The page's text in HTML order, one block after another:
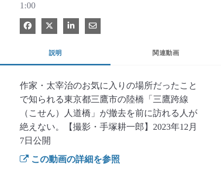
1:00
Facebook で共有
Xで共有する
LinkedIn で共有
電子メールで共有
説明 関連動画
作家・太宰治のお気に入りの場所だったこと
で知られる東京都三鷹市の陸橋「三鷹跨線
（こせん）人道橋」が撤去を前に訪れる人が
絶えない。【撮影・手塚耕一郎】2023年12月
7日公開
この動画の詳細を参照